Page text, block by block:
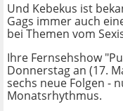
Und Kebekus ist
Gags immer auch
bei Themen vom
Ihre Fernsehshow
Donnerstag an (17.
sechs neue Folgen -
Monatsrhythmus.